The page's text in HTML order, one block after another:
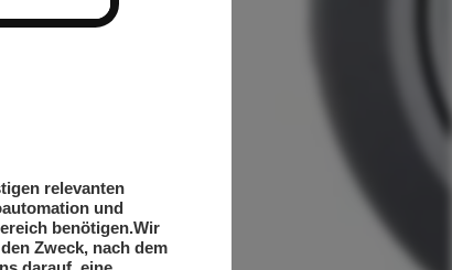
relevanten
und
benötigen.Wir
Zweck, nach dem